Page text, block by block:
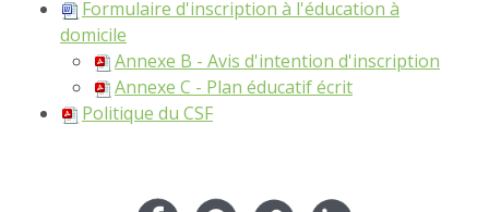
Formulaire d'inscription à l'éducation à
domicile
Annexe B - Avis d'intention d'inscription
Annexe C - Plan éducatif écrit
Politique du CSF